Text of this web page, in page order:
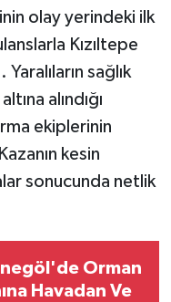
olay yerindeki ilk
Kızıltepe
sağlık
alındığı
ekiplerinin
kesin
sonucunda netlik
Orman
Havadan Ve